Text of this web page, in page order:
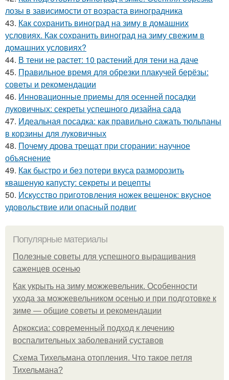
лозы в зависимости от возраста виноградника
43. Как сохранить виноград на зиму в домашних
условиях. Как сохранить виноград на зиму свежим в
домашних условиях?
44. В тени не растет: 10 растений для тени на даче
45. Правильное время для обрезки плакучей берёзы:
советы и рекомендации
46. Инновационные приемы для осенней посадки
луковичных: секреты успешного дизайна сада
47. Идеальная посадка: как правильно сажать тюльпаны
в корзины для луковичных
48. Почему дрова трещат при сгорании: научное
объяснение
49. Как быстро и без потери вкуса разморозить
квашеную капусту: секреты и рецепты
50. Искусство приготовления ножек вешенок: вкусное
удовольствие или опасный подвиг
Популярные материалы
Полезные советы для успешного выращивания
саженцев осенью
Как укрыть на зиму можжевельник. Особенности
ухода за можжевельником осенью и при подготовке к
зиме — общие советы и рекомендации
Аркоксиа: современный подход к лечению
воспалительных заболеваний суставов
Схема Тихельмана отопления. Что такое петля
Тихельмана?